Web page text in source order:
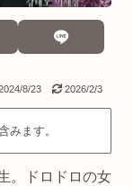
8/23 2026/2/3
みます。
。ドロドロの女